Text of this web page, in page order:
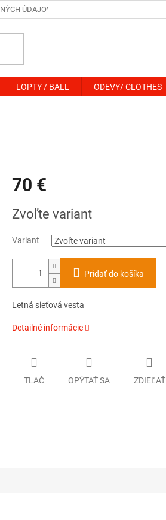
ÚDAJOV
LOPTY / BALL ODEVY/ CLOTHES
70 €
cena:
Zvoľte variant
Variant
Pridať do košíka
Letná sieťová vesta
Detailné informácie
TLAČ OPÝTAŤ SA ZDIEĽAŤ